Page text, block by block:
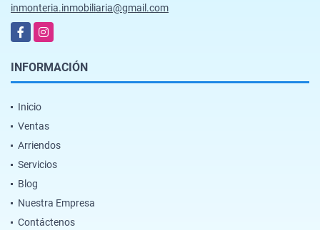
inmonteria.inmobiliaria@gmail.com
FacebookInstagram
INFORMACIÓN
Inicio
Ventas
Arriendos
Servicios
Blog
Nuestra Empresa
Contáctenos